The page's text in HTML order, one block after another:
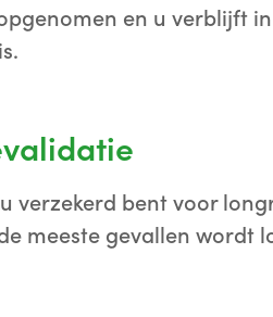
en u verblijft
verzekerd bent voor
meeste gevallen wordt